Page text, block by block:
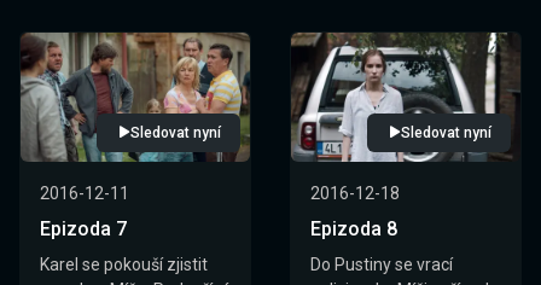
Sledovat nyní
2016-12-11
Epizoda 7
Karel se pokouší zjistit
Sledovat nyní
2016-12-18
Epizoda 8
Do Pustiny se vrací